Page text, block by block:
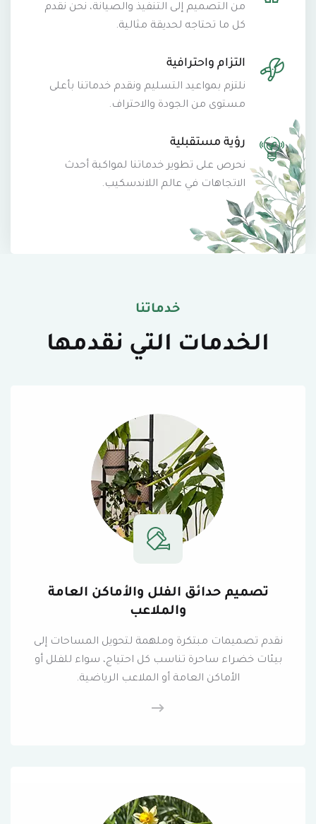
من التصميم إلى التنفيذ والصيانة، نحن نقدم
كل ما تحتاجه لحديقة مثالية.
التزام واحترافية
نلتزم بمواعيد التسليم ونقدم خدماتنا بأعلى
مستوى من الجودة والاحتراف.
رؤية مستقبلية
نحرص على تطوير خدماتنا لمواكبة أحدث
الاتجاهات في عالم اللاندسكيب.
خدماتنا
الخدمات التي نقدمها
تصميم حدائق الفلل والأماكن العامة
والملاعب
نقدم تصميمات مبتكرة وملهمة لتحويل المساحات إلى
بيئات خضراء ساحرة تناسب كل احتياج، سواء للفلل أو
الأماكن العامة أو الملاعب الرياضية.